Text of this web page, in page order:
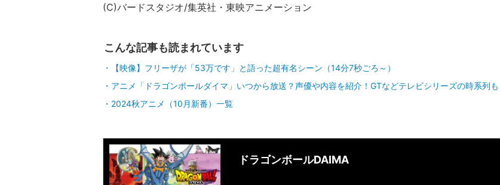
(C)バードスタジオ/集英社・東映アニメーション
こんな記事も読まれています
【映像】フリーザが「53万です」と語った超有名シーン（14分7秒ごろ～）
アニメ「ドラゴンボールダイマ」いつから放送？声優や内容を紹介！GTなどテレビシリーズの時系列も
2024秋アニメ（10月新番）一覧
ドラゴンボールDAIMA